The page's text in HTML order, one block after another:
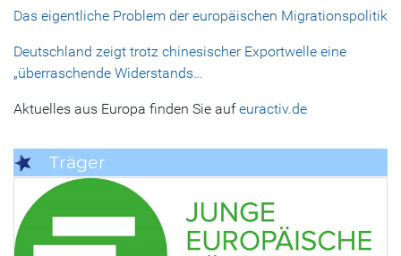
Das eigentliche Problem der europäischen Migrationspolitik
Deutschland zeigt trotz chinesischer Exportwelle eine
„überraschende Widerstands…
Aktuelles aus Europa finden Sie aufeuractiv.de
Träger